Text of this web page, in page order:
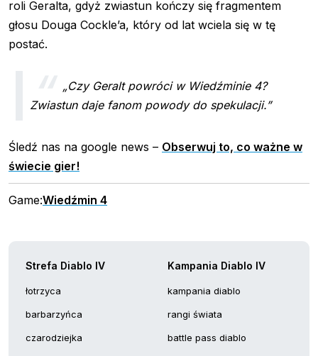
roli Geralta, gdyż zwiastun kończy się fragmentem
głosu Douga Cockle’a, który od lat wciela się w tę
postać.
„Czy Geralt powróci w Wiedźminie 4?
Zwiastun daje fanom powody do spekulacji.”
Śledź nas na google news – Obserwuj to, co ważne w
świecie gier!
Game:Wiedźmin 4
Strefa Diablo IV
łotrzyca
barbarzyńca
czarodziejka
Kampania Diablo IV
kampania diablo
rangi świata
battle pass diablo